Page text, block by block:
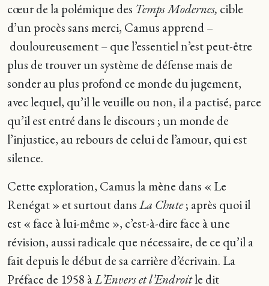
cœur de la polémique des Temps Modernes, cible
d’un procès sans merci, Camus apprend –
douloureusement – que l’essentiel n’est peut-être
plus de trouver un système de défense mais de
sonder au plus profond ce monde du jugement,
avec lequel, qu’il le veuille ou non, il a pactisé, parce
qu’il est entré dans le discours ; un monde de
l’injustice, au rebours de celui de l’amour, qui est
silence.
Cette exploration, Camus la mène dans « Le
Renégat » et surtout dansLa Chute; après quoi il
est « face à lui-même », c’est-à-dire face à une
révision, aussi radicale que nécessaire, de ce qu’il a
fait depuis le début de sa carrière d’écrivain. La
Préface de 1958 àL’Envers et l’Endroitle dit